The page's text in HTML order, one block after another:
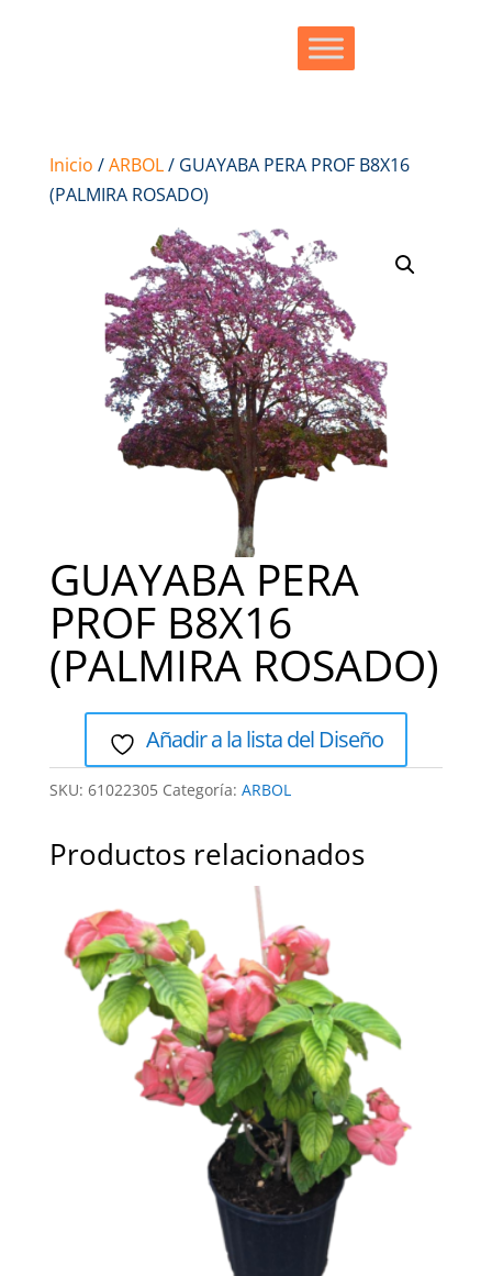
Inicio /ARBOL/ GUAYABA PERA PROF B8X16
(PALMIRA ROSADO)
GUAYABA PERA
PROF B8X16
(PALMIRA ROSADO)
Añadir a la lista del Diseño
SKU: 61022305 Categoría: ARBOL
Productos relacionados